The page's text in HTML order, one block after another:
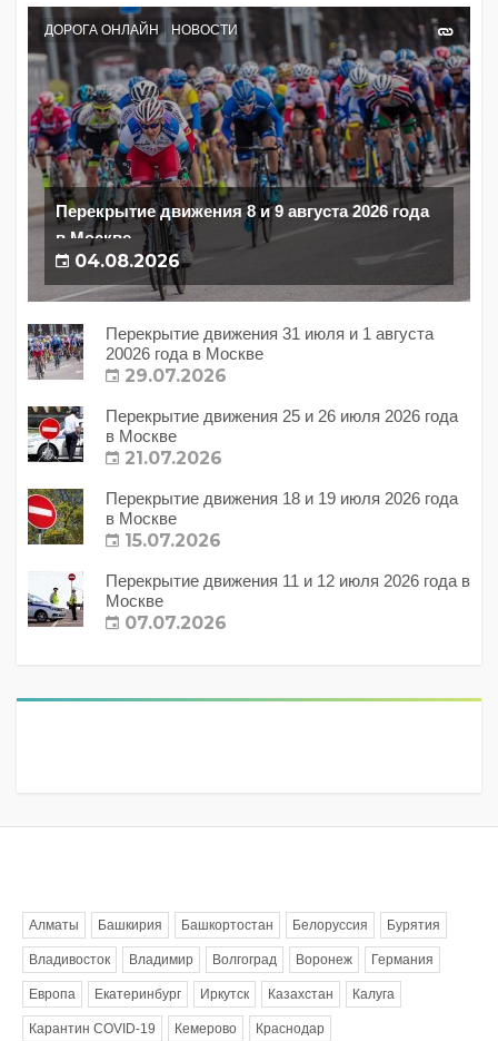
ДОРОГА ОНЛАЙН НОВОСТИ
Перекрытие движения 8 и 9 августа 2026 года
в Москве
04.08.2026
Перекрытие движения 31 июля и 1 августа
20026 года в Москве
29.07.2026
Перекрытие движения 25 и 26 июля 2026 года
в Москве
21.07.2026
Перекрытие движения 18 и 19 июля 2026 года
в Москве
15.07.2026
Перекрытие движения 11 и 12 июля 2026 года в
Москве
07.07.2026
Алматы Башкирия Башкортостан Белоруссия Бурятия
Владивосток Владимир Волгоград Воронеж Германия
Европа Екатеринбург Иркутск Казахстан Калуга
Карантин COVID-19 Кемерово Краснодар